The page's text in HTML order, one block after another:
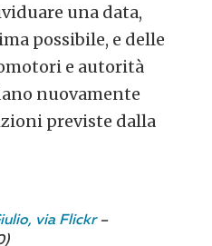
una data,
possibile, e delle
e autorità
nuovamente
previste dalla
via Flickr–